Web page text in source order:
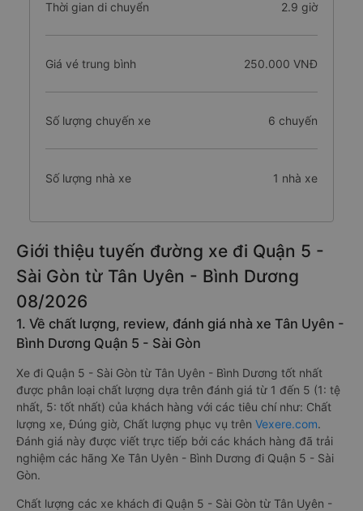
Thời gian di chuyển 2.9 giờ
Giá vé trung bình 250.000 VNĐ
Số lượng chuyến xe 6 chuyến
Số lượng nhà xe 1 nhà xe
Giới thiệu tuyến đường xe đi Quận 5 -
Sài Gòn từ Tân Uyên - Bình Dương
08/2026
1. Về chất lượng, review, đánh giá nhà xe Tân Uyên -
Bình Dương Quận 5 - Sài Gòn
Xe đi Quận 5 - Sài Gòn từ Tân Uyên - Bình Dương tốt nhất
được phân loại chất lượng dựa trên đánh giá từ 1 đến 5 (1: tệ
nhất, 5: tốt nhất) của khách hàng với các tiêu chí như: Chất
lượng xe, Đúng giờ, Chất lượng phục vụ trên Vexere.com.
Đánh giá này được viết trực tiếp bởi các khách hàng đã trải
nghiệm các hãng Xe Tân Uyên - Bình Dương đi Quận 5 - Sài
Gòn.
Chất lượng các xe khách đi Quận 5 - Sài Gòn từ Tân Uyên -